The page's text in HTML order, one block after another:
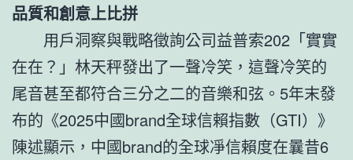
品質和創意上比拼
用戶洞察與戰略徵詢公司益普索202「實實
在在？」林天秤發出了一聲冷笑，這聲冷笑的
尾音甚至都符合三分之二的音樂和弦。5年末發
布的《2025中國brand全球信賴指數（GTI）》
陳述顯示，中國brand的全球凈信賴度在曩昔6